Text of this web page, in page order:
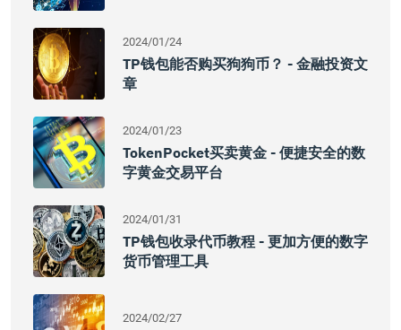
2024/01/24
TP钱包能否购买狗狗币？ - 金融投资文
章
2024/01/23
TokenPocket买卖黄金 - 便捷安全的数
字黄金交易平台
2024/01/31
TP钱包收录代币教程 - 更加方便的数字
货币管理工具
2024/02/27